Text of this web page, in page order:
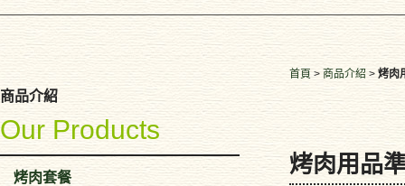
商品介紹
Our Products
烤肉套餐
首頁 > 商品介紹 > 烤肉
烤肉用品